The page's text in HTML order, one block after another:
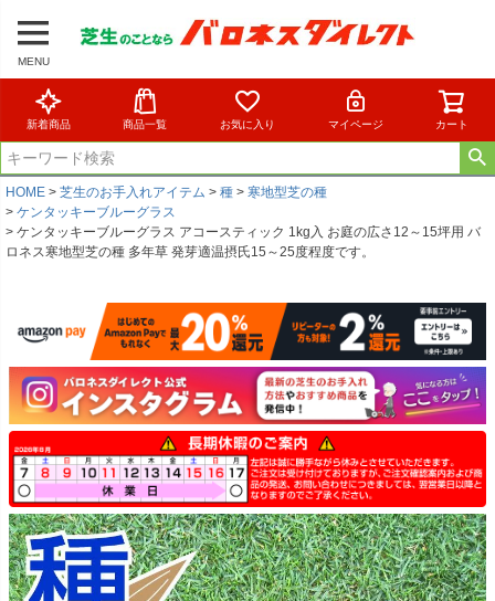
MENU
新着商品 商品一覧 お気に入り マイページ カート
HOME 芝生のお手入れアイテム 種
寒地型芝の種
ケンタッキーブルーグラス
ケンタッキーブルーグラス アコースティック 1kg入 お庭の広さ12～15坪用 バ
ロネス寒地型芝の種 多年草 発芽適温摂氏15～25度程度です。